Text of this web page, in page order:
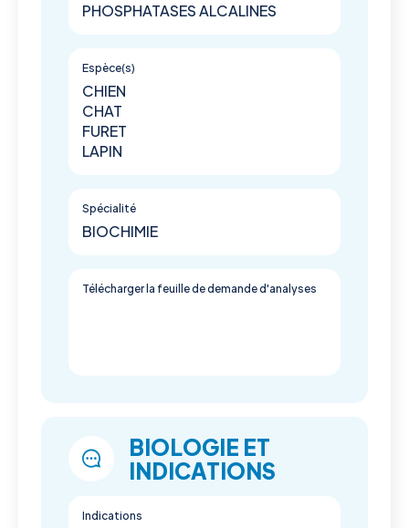
PHOSPHATASES ALCALINES
Espèce(s)
CHIEN
CHAT
FURET
LAPIN
Spécialité
BIOCHIMIE
Télécharger la feuille de demande d'analyses
BIOLOGIE ET
INDICATIONS
Indications